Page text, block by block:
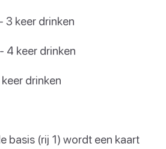
3 keer drinken
4 keer drinken
drinken
basis (rij 1) wordt een kaart